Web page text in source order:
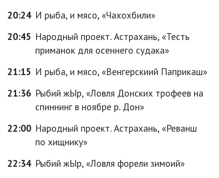
20:24 И рыба, и мясо, «Чахохбили»
20:45 Народный проект. Астрахань, «Тесть
приманок для осеннего судака»
21:15 И рыба, и мясо, «Венгерскиий Паприкаш»
21:36 Рыбий жЫр, «Ловля Донских трофеев на
спиннинг в ноябре р. Дон»
22:00 Народный проект. Астрахань, «Реванш
по хищнику»
22:34 Рыбий жЫр, «Ловля форели зимоий»